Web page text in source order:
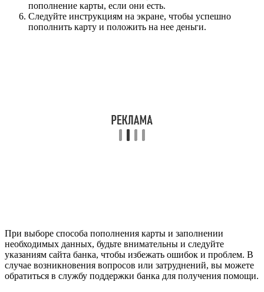
пополнение карты, если они есть.
Следуйте инструкциям на экране, чтобы успешно
пополнить карту и положить на нее деньги.
При выборе способа пополнения карты и заполнении
необходимых данных, будьте внимательны и следуйте
указаниям сайта банка, чтобы избежать ошибок и проблем. В
случае возникновения вопросов или затруднений, вы можете
обратиться в службу поддержки банка для получения помощи.